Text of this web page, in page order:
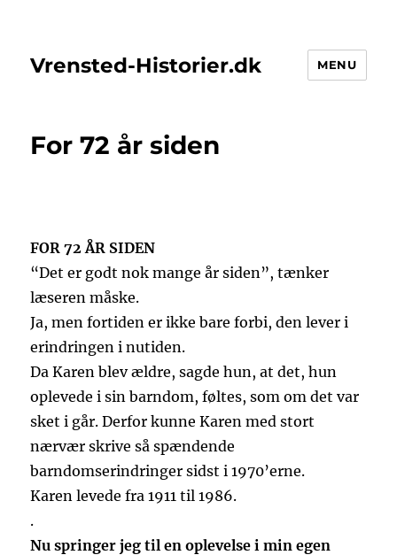
Vrensted-Historier.dk MENU
For 72 år siden
FOR 72 ÅR SIDEN
“Det er godt nok mange år siden”, tænker
læseren måske.
Ja, men fortiden er ikke bare forbi, den lever i
erindringen i nutiden.
Da Karen blev ældre, sagde hun, at det, hun
oplevede i sin barndom, føltes, som om det var
sket i går. Derfor kunne Karen med stort
nærvær skrive så spændende
barndomserindringer sidst i 1970’erne.
Karen levede fra 1911 til 1986.
.
Nu springer jeg til en oplevelse i min egen